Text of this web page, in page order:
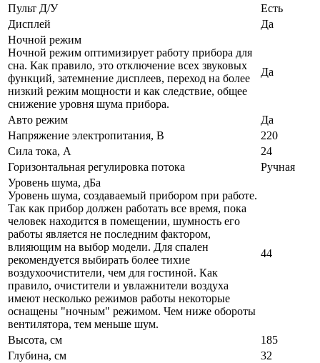
Пульт Д/У
Есть
Дисплей
Да
Ночной режим
Ночной режим оптимизирует работу прибора для
сна. Как правило, это отключение всех звуковых
функций, затемнение дисплеев, переход на более
низкий режим мощности и как следствие, общее
снижение уровня шума прибора.
Да
Авто режим
Да
Напряжение электропитания, В
220
Сила тока, А
24
Горизонтальная регулировка потока
Ручная
Уровень шума, дБа
Уровень шума, создаваемый прибором при работе.
Так как прибор должен работать все время, пока
человек находится в помещении, шумность его
работы является не последним фактором,
влияющим на выбор модели. Для спален
рекомендуется выбирать более тихие
воздухоочистители, чем для гостиной. Как
правило, очистители и увлажнители воздуха
имеют несколько режимов работы некоторые
оснащены "ночным" режимом. Чем ниже обороты
вентилятора, тем меньше шум.
44
Высота, см
185
Глубина, см
32